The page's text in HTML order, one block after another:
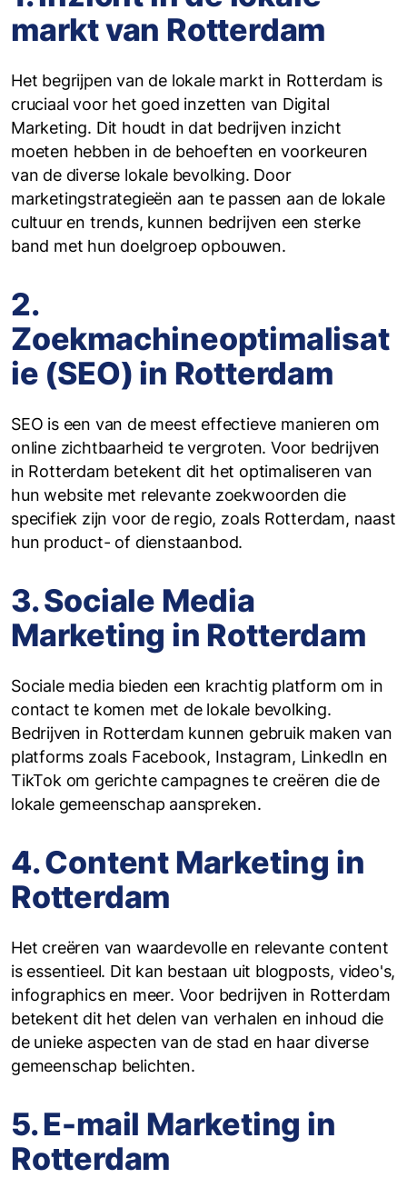
markt van Rotterdam
Het begrijpen van de lokale markt in Rotterdam is
cruciaal voor het goed inzetten van Digital
Marketing. Dit houdt in dat bedrijven inzicht
moeten hebben in de behoeften en voorkeuren
van de diverse lokale bevolking. Door
marketingstrategieën aan te passen aan de lokale
cultuur en trends, kunnen bedrijven een sterke
band met hun doelgroep opbouwen.
2.
Zoekmachineoptimalisat
ie (SEO) in Rotterdam
SEO is een van de meest effectieve manieren om
online zichtbaarheid te vergroten. Voor bedrijven
in Rotterdam betekent dit het optimaliseren van
hun website met relevante zoekwoorden die
specifiek zijn voor de regio, zoals Rotterdam, naast
hun product- of dienstaanbod.
3. Sociale Media
Marketing in Rotterdam
Sociale media bieden een krachtig platform om in
contact te komen met de lokale bevolking.
Bedrijven in Rotterdam kunnen gebruik maken van
platforms zoals Facebook, Instagram, LinkedIn en
TikTok om gerichte campagnes te creëren die de
lokale gemeenschap aanspreken.
4. Content Marketing in
Rotterdam
Het creëren van waardevolle en relevante content
is essentieel. Dit kan bestaan uit blogposts, video's,
infographics en meer. Voor bedrijven in Rotterdam
betekent dit het delen van verhalen en inhoud die
de unieke aspecten van de stad en haar diverse
gemeenschap belichten.
5. E-mail Marketing in
Rotterdam